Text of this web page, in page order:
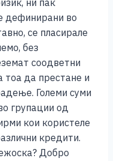
ни пак
дефинирани во
се пласирале
без
соодветни
да престане и
Големи суми
групации од
кои користеле
кредити.
Добро